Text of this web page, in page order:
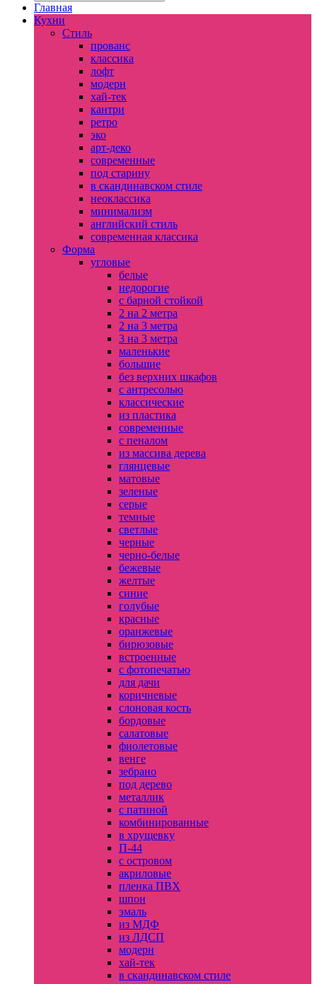
Главная
Кухни
Стиль
прованс
классика
лофт
модерн
хай-тек
кантри
ретро
эко
арт-деко
современные
под старину
в скандинавском стиле
неоклассика
минимализм
английский стиль
современная классика
Форма
угловые
белые
недорогие
с барной стойкой
2 на 2 метра
2 на 3 метра
3 на 3 метра
маленькие
большие
без верхних шкафов
с антресолью
классические
из пластика
современные
с пеналом
из массива дерева
глянцевые
матовые
зеленые
серые
темные
светлые
черные
черно-белые
бежевые
желтые
синие
голубые
красные
оранжевые
бирюзовые
встроенные
с фотопечатью
для дачи
коричневые
слоновая кость
бордовые
салатовые
фиолетовые
венге
зебрано
под дерево
металлик
с патиной
комбинированные
в хрущевку
П-44
с островом
акриловые
пленка ПВХ
шпон
эмаль
из МДФ
из ЛДСП
модерн
хай-тек
в скандинавском стиле